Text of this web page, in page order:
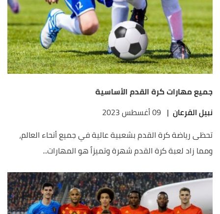
جميع مهارات كرة القدم الأساسية
نبيل القرعان | 09 أغسطس 2023
تحظى رياضة كرة القدم بشعبية عالية في جميع أنحاء العالم،
ومما زاد لعبة كرة القدم شهرة وتميزاً هو المهارات...